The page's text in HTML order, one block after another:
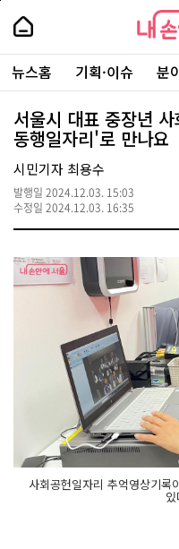
본
로
가
내
손
안
에
서
울
-
서
울
시
대
표
소
통
포
내
손
에
울
주
요
서
뉴스홈 기획·이슈 분
서울시 대표 중장년
동행일자리'로 만나요
시민기자 최용수
발행일 2024.12.03. 15:03
수정일 2024.12.03. 16:35
사회공헌일자리 추억영상기
페
상
단
로